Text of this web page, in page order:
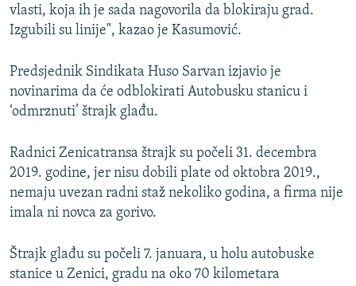
vlasti, koja ih je sada nagovorila da blokiraju grad.
Izgubili su linije", kazao je Kasumović.
Predsjednik Sindikata Huso Sarvan izjavio je
novinarima da će odblokirati Autobusku stanicu i
‘odmrznuti’ štrajk glađu.
Radnici Zenicatransa štrajk su počeli 31. decembra
2019. godine, jer nisu dobili plate od oktobra 2019.,
nemaju uvezan radni staž nekoliko godina, a firma nije
imala ni novca za gorivo.
Štrajk glađu su počeli 7. januara, u holu autobuske
stanice u Zenici, gradu na oko 70 kilometara